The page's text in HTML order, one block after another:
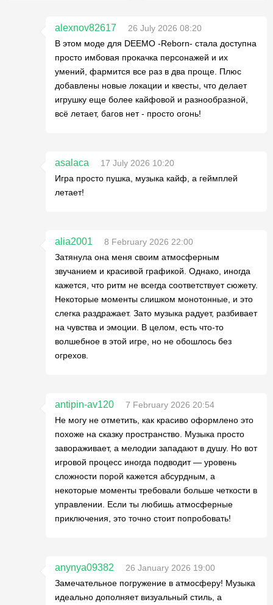
alexnov82617
26 July 2026 08:20
В этом моде для DEEMO -Reborn- стала доступна
просто имбовая прокачка персонажей и их
умений, фармится все раз в два проще. Плюс
добавлены новые локации и квесты, что делает
игрушку еще более кайфовой и разнообразной,
всё летает, багов нет - просто огонь!
asalaca
17 July 2026 10:20
Игра просто пушка, музыка кайф, а геймплей
летает!
alia2001
8 February 2026 22:00
Затянула она меня своим атмосферным
звучанием и красивой графикой. Однако, иногда
кажется, что ритм не всегда соответствует сюжету.
Некоторые моменты слишком монотонные, и это
слегка раздражает. Зато музыка радует, разбивает
на чувства и эмоции. В целом, есть что-то
волшебное в этой игре, но не обошлось без
огрехов.
antipin-av120
7 February 2026 20:54
Не могу не отметить, как красиво оформлено это
похоже на сказку пространство. Музыка просто
завораживает, а мелодии западают в душу. Но вот
игровой процесс иногда подводит — уровень
сложности порой кажется абсурдным, а
некоторые моменты требовали больше четкости в
управлении. Если ты любишь атмосферные
приключения, это точно стоит попробовать!
anynya09382
26 January 2026 19:00
Замечательное погружение в атмосферу! Музыка
идеально дополняет визуальный стиль, а